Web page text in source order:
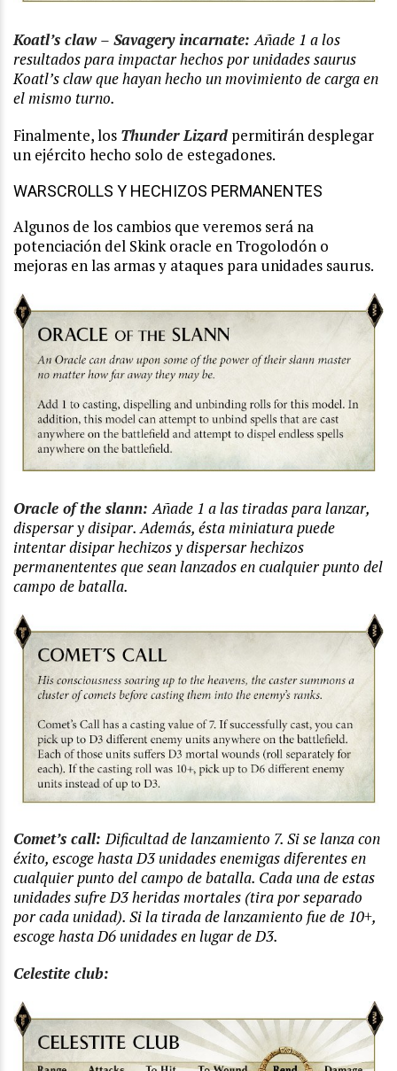
Koatl’s claw – Savagery incarnate:Añade 1 a los
resultados para impactar hechos por unidades saurus
Koatl’s claw que hayan hecho un movimiento de carga en
el mismo turno.
Finalmente, los Thunder Lizard permitirán desplegar
un ejército hecho solo de estegadones.
WARSCROLLS Y HECHIZOS PERMANENTES
Algunos de los cambios que veremos será na
potenciación del Skink oracle en Trogolodón o
mejoras en las armas y ataques para unidades saurus.
Oracle of the slann:Añade 1 a las tiradas para lanzar,
dispersar y disipar. Además, ésta miniatura puede
intentar disipar hechizos y dispersar hechizos
permanententes que sean lanzados en cualquier punto del
campo de batalla.
Comet’s call:Dificultad de lanzamiento 7. Si se lanza con
éxito, escoge hasta D3 unidades enemigas diferentes en
cualquier punto del campo de batalla. Cada una de estas
unidades sufre D3 heridas mortales (tira por separado
por cada unidad). Si la tirada de lanzamiento fue de 10+,
escoge hasta D6 unidades en lugar de D3.
Celestite club: